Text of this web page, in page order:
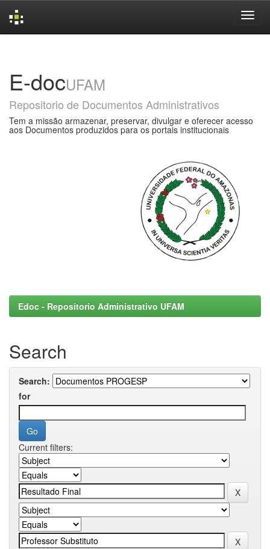
E-docUFAM
Repositorio de Documentos Administrativos
Tem a missão armazenar, preservar, divulgar e oferecer acesso
aos Documentos produzidos para os portais institucionais
Edoc - Repositorio Administrativo UFAM
Search
Search:
for
Current filters: